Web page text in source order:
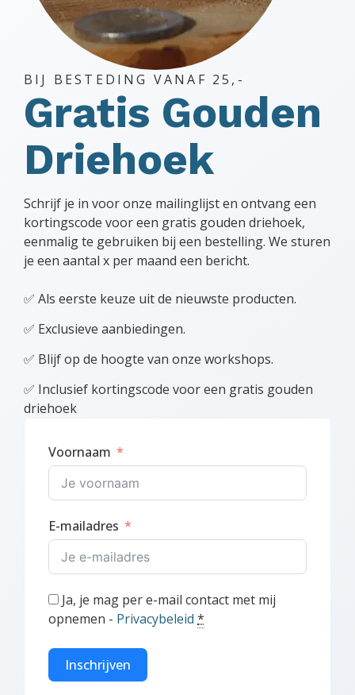
BIJ BESTEDING VANAF 25,-
Gratis Gouden
Driehoek
Schrijf je in voor onze mailinglijst en ontvang een
kortingscode voor een gratis gouden driehoek,
eenmalig te gebruiken bij een bestelling. We sturen
je een aantal x per maand een bericht.
✅ Als eerste keuze uit de nieuwste producten.
✅ Exclusieve aanbiedingen.
✅ Blijf op de hoogte van onze workshops.
✅ Inclusief kortingscode voor een gratis gouden
driehoek
Voornaam
E-mailadres
Ja, je mag per e-mail contact met mij
opnemen - Privacybeleid *
Inschrijven